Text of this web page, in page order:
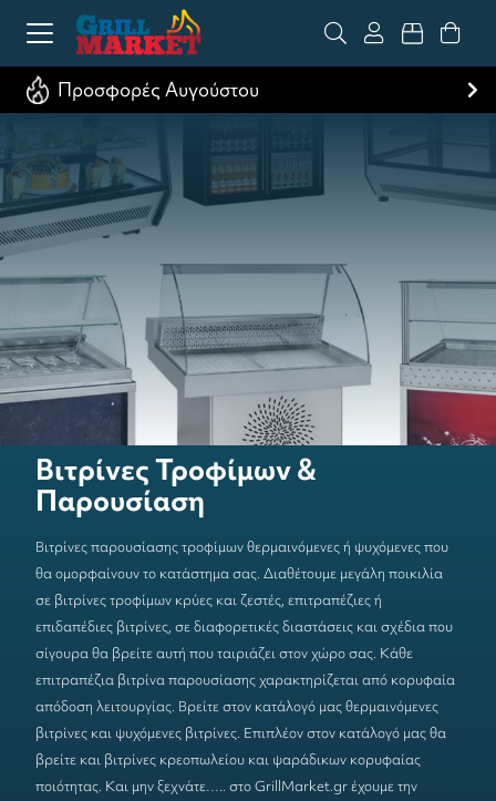
Προσφορές Αυγούστου
Βιτρίνες Τροφίμων &
Παρουσίαση
Βιτρίνες παρουσίασης τροφίμωνθερμαινόμενεςή ψυχόμενεςπου
θα ομορφαίνουν το κατάστημα σας. Διαθέτουμε μεγάλη ποικιλία
σε βιτρίνες τροφίμων κρύες καιζεστές, επιτραπέζιεςή
επιδαπέδιες βιτρίνες, σε διαφορετικές διαστάσεις και σχέδια που
σίγουρα θα βρείτε αυτή που ταιριάζει στον χώρο σας. Κάθε
επιτραπέζια βιτρίνα παρουσίασης χαρακτηρίζεται από κορυφαία
απόδοση λειτουργίας. Βρείτε στον κατάλογό μαςθερμαινόμενες
βιτρίνες και ψυχόμενες βιτρίνες. Επιπλέον στον κατάλογό μας θα
βρείτε και βιτρίνες κρεοπωλείου και ψαράδικων κορυφαίας
ποιότητας. Και μην ξεχνάτε….. στο GrillMarket.gr έχουμε την